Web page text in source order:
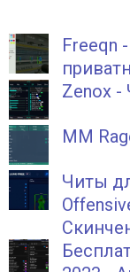
Freeqn
Zenox -
MM
Читы